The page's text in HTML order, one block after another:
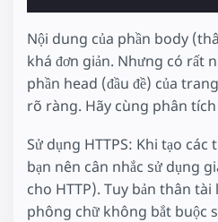
Nội dung của phần body
khá đơn giản. Nhưng có rất
phần head (đầu đề) của
rõ ràng. Hãy cùng phân tích
Sử dụng HTTPS: Khi tạo
bạn nên cân nhắc sử dụng
cho HTTP). Tuy bản thân tài
phông chữ không bắt buộc